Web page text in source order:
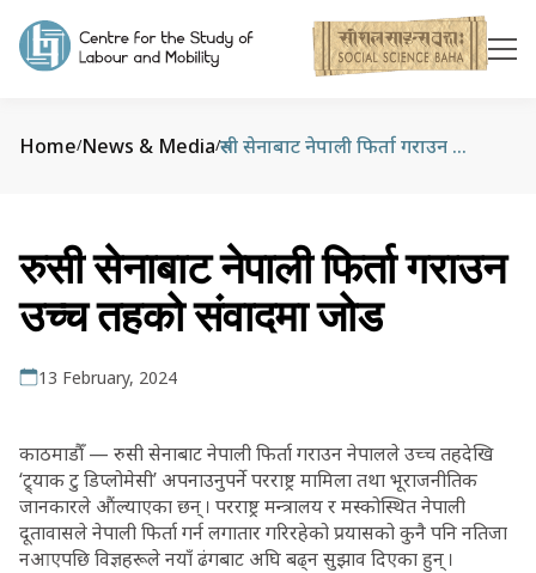
Home/News & Media/ रुसी सेनाबाट नेपाली फिर्ता गराउन उच्च तहको संवादमा जोड
रुसी सेनाबाट नेपाली फिर्ता गराउन
उच्च तहको संवादमा जोड
13 February, 2024
काठमाडौँ — रुसी सेनाबाट नेपाली फिर्ता गराउन नेपालले उच्च तहदेखि
‘ट्र्याक टु डिप्लोमेसी’ अपनाउनुपर्ने परराष्ट्र मामिला तथा भूराजनीतिक
जानकारले औंल्याएका छन् । परराष्ट्र मन्त्रालय र मस्कोस्थित नेपाली
दूतावासले नेपाली फिर्ता गर्न लगातार गरिरहेको प्रयासको कुनै पनि नतिजा
नआएपछि विज्ञहरूले नयाँ ढंगबाट अघि बढ्न सुझाव दिएका हुन् ।